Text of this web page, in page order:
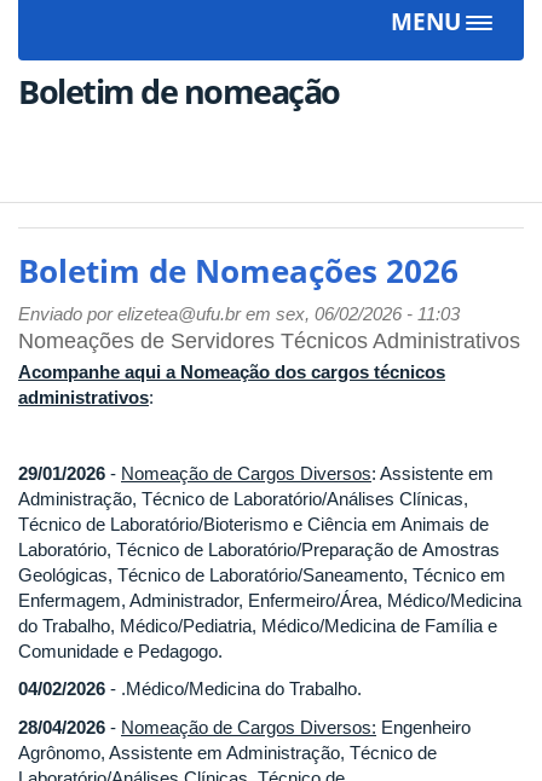
MENU
Toggle
Boletim de nomeação
Boletim de Nomeações 2026
Enviado porelizetea@ufu.brem sex, 06/02/2026 - 11:03
Nomeações de Servidores Técnicos Administrativos
Acompanhe aqui a Nomeação dos cargos técnicos
administrativos:
29/01/2026 - Nomeação de Cargos Diversos: Assistente em
Administração, Técnico de Laboratório/Análises Clínicas,
Técnico de Laboratório/Bioterismo e Ciência em Animais de
Laboratório, Técnico de Laboratório/Preparação de Amostras
Geológicas, Técnico de Laboratório/Saneamento, Técnico em
Enfermagem, Administrador, Enfermeiro/Área, Médico/Medicina
do Trabalho, Médico/Pediatria, Médico/Medicina de Família e
Comunidade e Pedagogo.
04/02/2026 - .Médico/Medicina do Trabalho.
28/04/2026 - Nomeação de Cargos Diversos: Engenheiro
Agrônomo, Assistente em Administração, Técnico de